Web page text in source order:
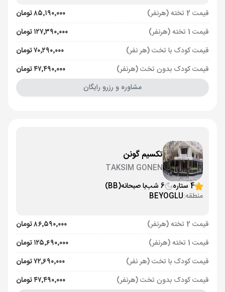
قیمت 2 تخته (هرنفر)
۸۵٬۱۹۰٬۰۰۰ تومان
قیمت 1 تخته (هرنفر)
۱۲۷٬۳۹۰٬۰۰۰ تومان
قیمت کودک با تخت (هر نفر)
۷۰٬۲۹۰٬۰۰۰ تومان
قیمت کودک بدون تخت (هرنفر)
۴۷٬۴۹۰٬۰۰۰ تومان
مشاوره و رزرو رایگان
تکسیم گونن
TAKSIM GONEN
4 ستاره
6 شب با صبحانه(BB)
منطقه:BEYOGLU
قیمت 2 تخته (هرنفر)
۸۶٬۵۹۰٬۰۰۰ تومان
قیمت 1 تخته (هرنفر)
۱۲۵٬۶۹۰٬۰۰۰ تومان
قیمت کودک با تخت (هر نفر)
۷۲٬۶۹۰٬۰۰۰ تومان
قیمت کودک بدون تخت (هرنفر)
۴۷٬۴۹۰٬۰۰۰ تومان